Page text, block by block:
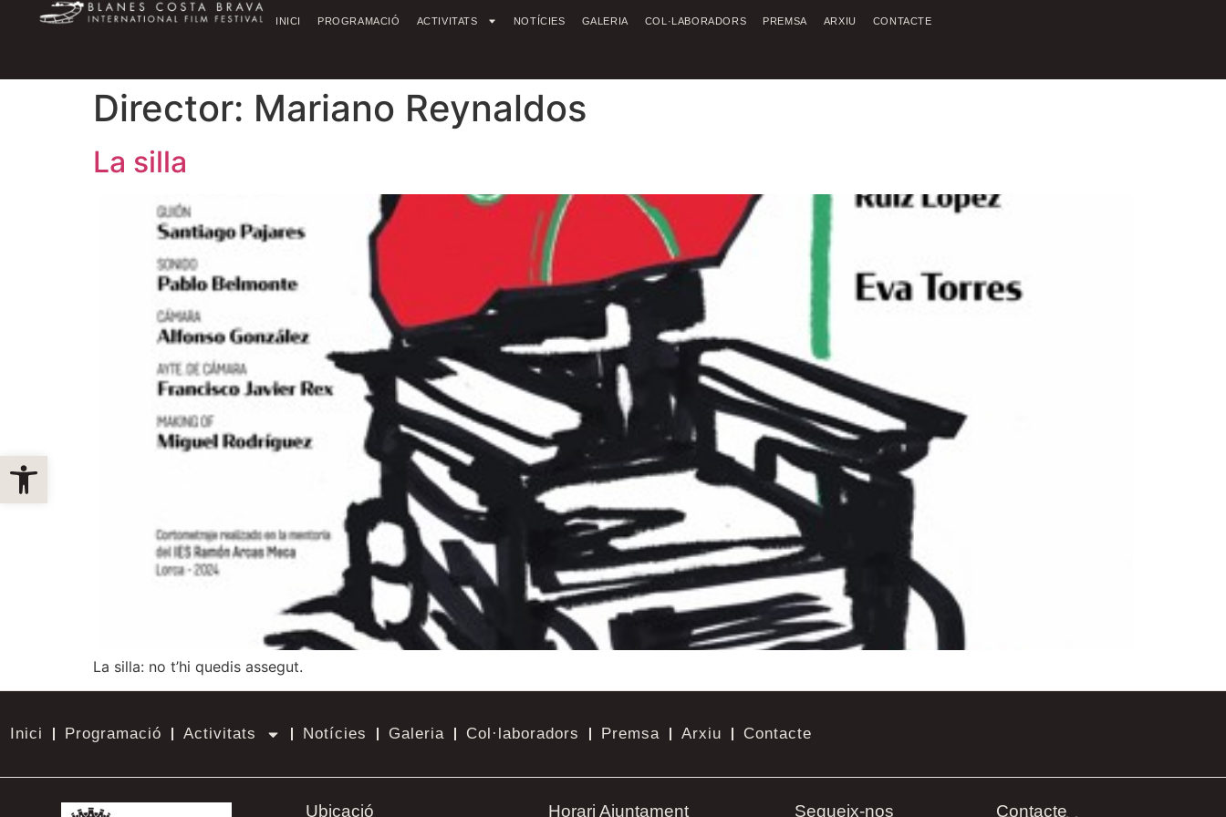
Obre la barra d'eines
INICI PROGRAMACIÓ ACTIVITATS NOTÍCIES GALERIA COL·LABORADORS PREMSA ARXIU CONTACTE
Director: Mariano Reynaldos
La silla
La silla: no t’hi quedis assegut.
Inici Programació Activitats Notícies Galeria Col·laboradors Premsa Arxiu Contacte
Ubicació Horari Ajuntament Segueix-nos Contacte